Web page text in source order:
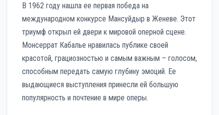
В 1962 году нашла ее первая победа на
международном конкурсе Мансуйдыр в Женеве. Этот
триумф открыл ей двери к мировой оперной сцене.
Монсеррат Кабалье нравилась публике своей
красотой, грациозностью и самым важным – голосом,
способным передать самую глубину эмоций. Ее
выдающиеся выступления принесли ей большую
популярность и почтение в мире оперы.